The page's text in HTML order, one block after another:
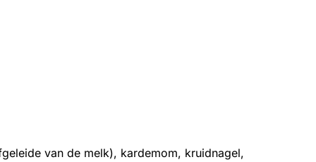
van de melk), kardemom, kruidnagel,